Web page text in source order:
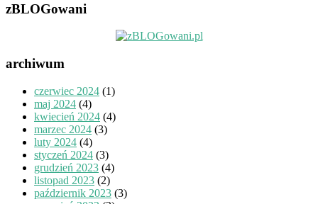
zBLOGowani
archiwum
czerwiec 2024 (1)
maj 2024 (4)
kwiecień 2024 (4)
marzec 2024 (3)
luty 2024 (4)
styczeń 2024 (3)
grudzień 2023 (4)
listopad 2023 (2)
październik 2023 (3)